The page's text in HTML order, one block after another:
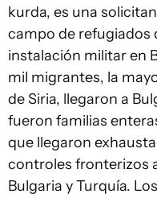
kurda, es una
campo de refugiados
instalación militar en
mil migrantes, la
de Siria, llegaron a
fueron familias
que llegaron
controles fronterizos
Bulgaria y Turquía.